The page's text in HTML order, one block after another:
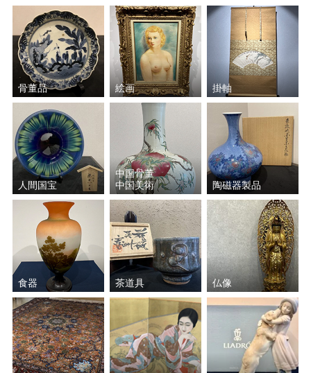
骨董品 絵画 掛軸
人間国宝
中国骨董
中国美術
陶磁器製品
食器 茶道具 仏像